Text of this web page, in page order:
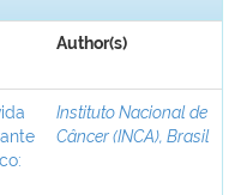
Author(s)
Instituto Nacional de
Câncer (INCA), Brasil